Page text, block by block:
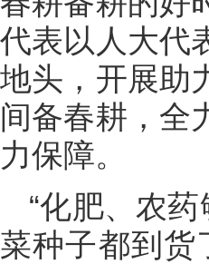
代表以人大代
地头，开展助
间备春耕，全
力保障。
“化肥、农
菜种子都到货